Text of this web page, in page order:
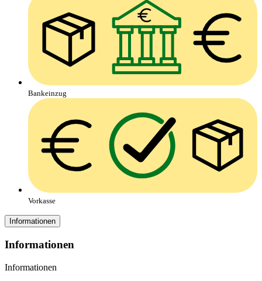
Bankeinzug
Vorkasse
Informationen
Informationen
Informationen